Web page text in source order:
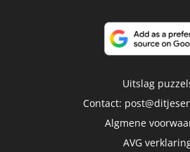
Uitslag
Contact:
Algmene
AVG